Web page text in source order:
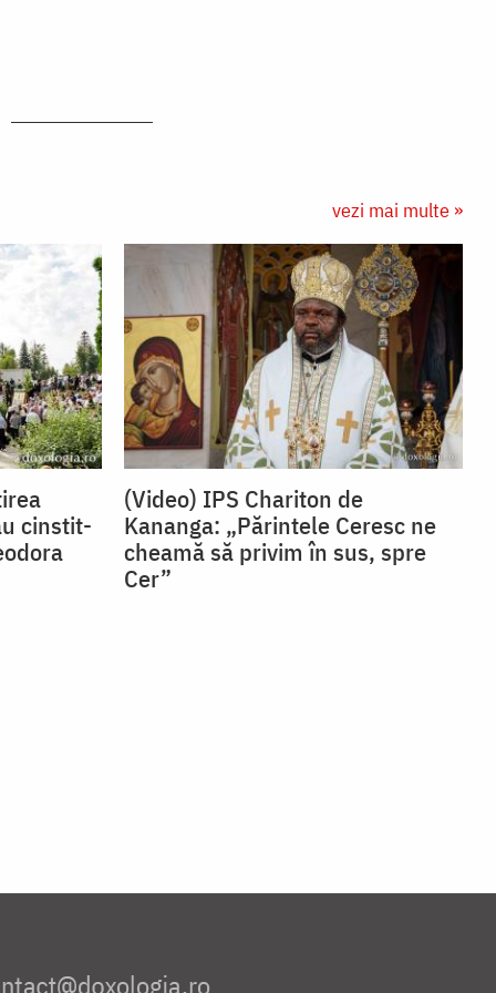
vezi mai multe »
cinstit-
(Video) IPS Chariton de
Kananga: „Părintele Ceresc ne
cheamă să privim în sus, spre
Cer”